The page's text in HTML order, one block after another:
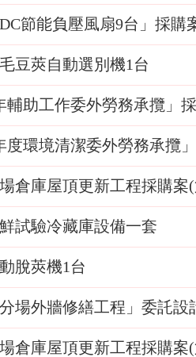
DC節能負壓風扇9台」採購
豆莢自動選別機1台
輔助工作委外勞務承攬」
度環境清潔委外勞務承攬
倉庫屋頂更新工程採購案
試驗冷藏庫設備一套
脫莢機1台
分場外牆修繕工程」委託
倉庫屋頂更新工程採購案